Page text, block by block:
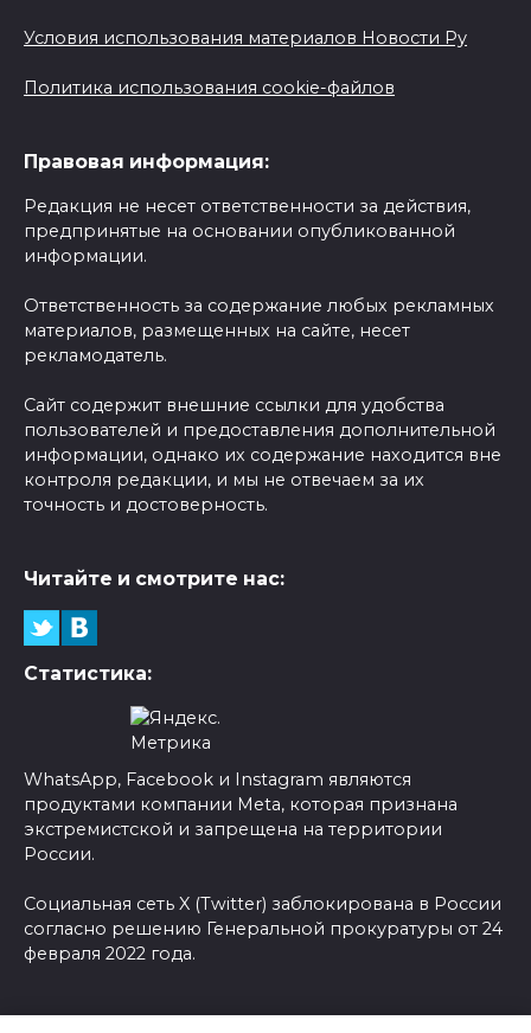
Условия использования материалов Новости Ру
Политика использования cookie-файлов
Правовая информация:
Редакция не несет ответственности за действия,
предпринятые на основании опубликованной
информации.
Ответственность за содержание любых рекламных
материалов, размещенных на сайте, несет
рекламодатель.
Сайт содержит внешние ссылки для удобства
пользователей и предоставления дополнительной
информации, однако их содержание находится вне
контроля редакции, и мы не отвечаем за их
точность и достоверность.
Читайте и смотрите нас:
Статистика:
WhatsApp, Facebook и Instagram являются
продуктами компании Meta, которая признана
экстремистской и запрещена на территории
России.
Социальная сеть X (Twitter) заблокирована в России
согласно решению Генеральной прокуратуры от 24
февраля 2022 года.